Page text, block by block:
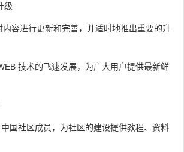
级
容进行更新和完善，并适时地推出重要的升
技术的飞速发展，为广大用户提供最新鲜
国社区成员，为社区的建设提供教程、资料